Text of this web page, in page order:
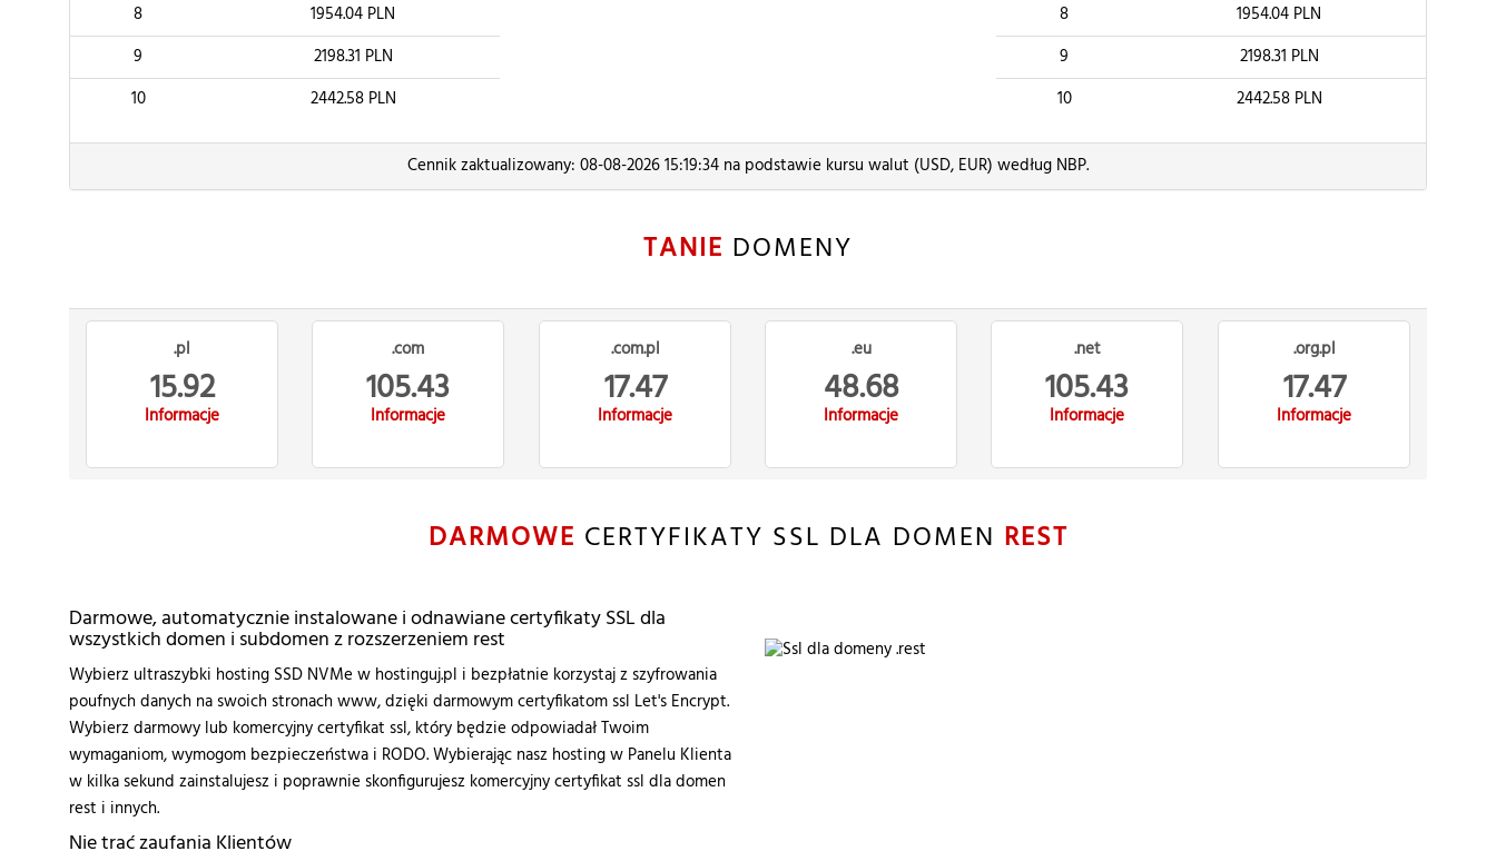
8
1954.04 PLN
9
2198.31 PLN
10
2442.58PLN
8
1954.04 PLN
9
2198.31 PLN
10
2442.58PLN
Cennik zaktualizowany: 08-08-2026 15:19:34 na podstawie kursu walut (USD, EUR) według NBP.
TANIE DOMENY
.pl
15.92
Informacje
.com
105.43
Informacje
.com.pl
17.47
Informacje
.eu
48.68
Informacje
.net
105.43
Informacje
.org.pl
17.47
Informacje
DARMOWE CERTYFIKATY SSL DLA DOMEN REST
Darmowe, automatycznie instalowane i odnawiane certyfikaty SSL dla
wszystkich domen i subdomen z rozszerzeniem rest
Wybierz ultraszybki hosting SSD NVMe w hostinguj.pl i bezpłatnie korzystaj z szyfrowania
poufnych danych na swoich stronach www, dzięki darmowym certyfikatom ssl Let's Encrypt.
Wybierz darmowy lub komercyjny certyfikat ssl, który będzie odpowiadał Twoim
wymaganiom, wymogom bezpieczeństwa i RODO. Wybierając nasz hosting w Panelu Klienta
w kilka sekund zainstalujesz i poprawnie skonfigurujesz komercyjny certyfikat ssl dla domen
rest i innych.
Nie trać zaufania Klientów